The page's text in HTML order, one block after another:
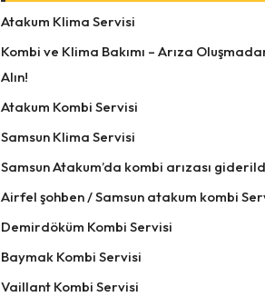
Atakum Klima Servisi
Kombi ve Klima Bakımı – Arıza
Alın!
Atakum Kombi Servisi
Samsun Klima Servisi
Samsun Atakum’da kombi arızası
Airfel şohben / Samsun atakum kombi
Demirdöküm Kombi Servisi
Baymak Kombi Servisi
Vaillant Kombi Servisi